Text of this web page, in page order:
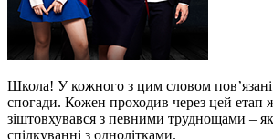
Школа! У кожного з цим словом пов’язані
спогади. Кожен проходив через цей етап
зіштовхувався з певними труднощами – як
спілкуванні з однолітками.